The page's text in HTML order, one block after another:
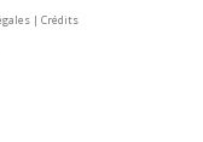
| Crédits